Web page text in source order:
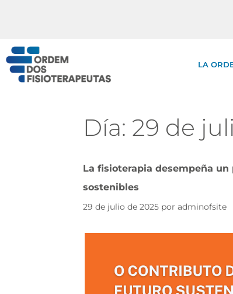
LA
Día: 29 de
La fisioterapia desempeña
sostenibles
29 de julio de 2025 por adminofsite